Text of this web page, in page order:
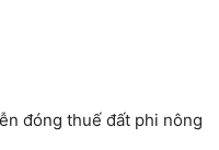
đóng thuế đất phi nông